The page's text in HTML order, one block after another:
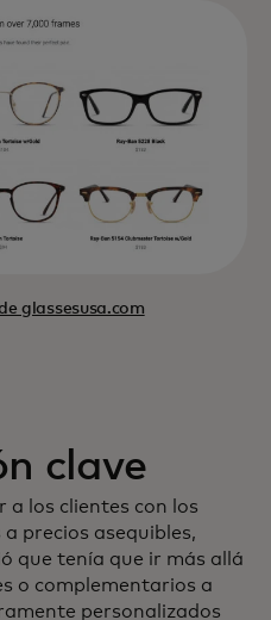
glassesusa.com
clave
a los clientes con los
precios asequibles,
que tenía que ir más allá
o complementarios a
personalizados